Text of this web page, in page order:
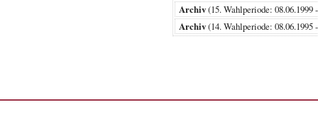
Archiv(15. Wahlperiode:
Archiv(14. Wahlperiode: